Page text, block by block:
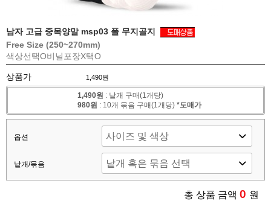
남자 고급 중목양말 msp03 폴 무지골지
Free Size (250~270mm)
색상선택O비닐포장X택O
상품가 1,490원
1,490원 : 낱개 구매(1개당)
980원 : 10개 묶음 구매(1개당) *도매가
옵션
낱개/묶음
총 상품 금액 0 원